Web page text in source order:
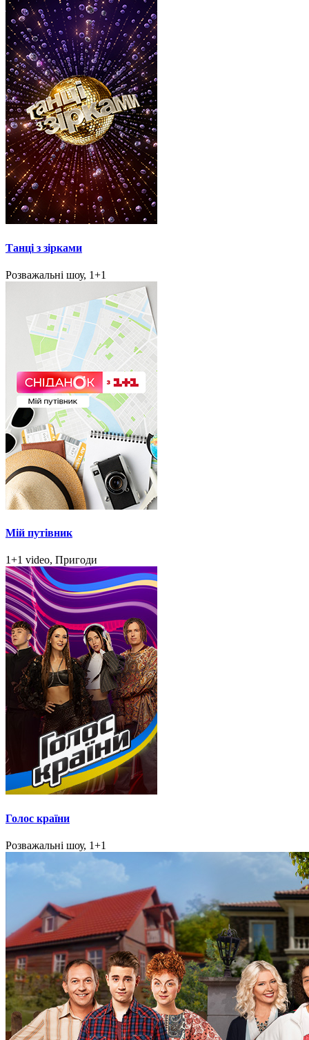
Танці з зірками
Розважальні шоу, 1+1
Мій путівник
1+1 video, Пригоди
Голос країни
Розважальні шоу, 1+1